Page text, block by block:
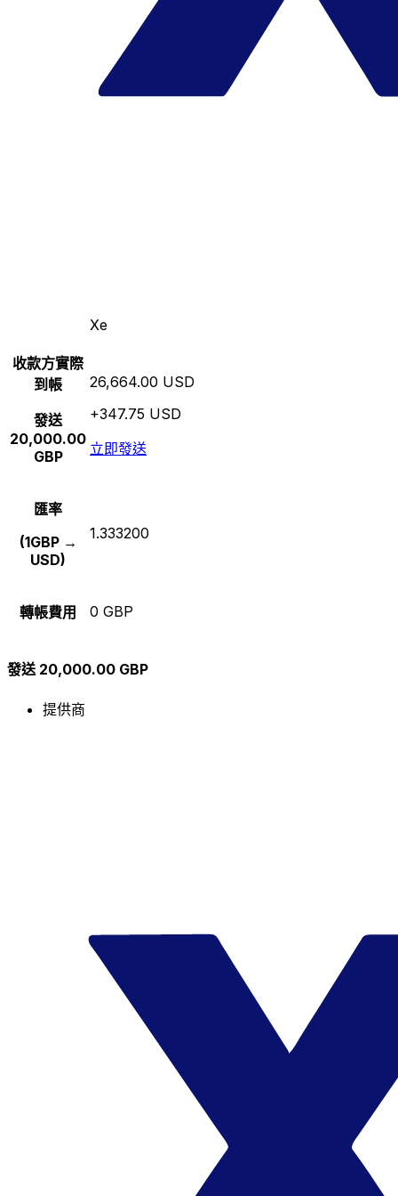
Xe
收款方實際
到帳
發送
20,000.00
GBP
26,664.00 USD
+347.75 USD
立即發送
匯率
(1GBP →
USD)
1.333200
轉帳費用 0 GBP
發送 20,000.00 GBP
提供商